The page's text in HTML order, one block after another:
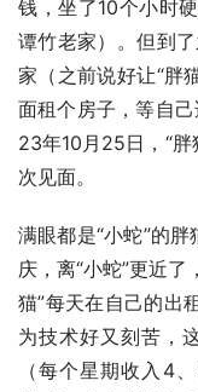
钱，坐了10个小时
谭竹老家）。但到
家（之前说好让“胖
面租个房子，等自己
23年10月25日，“胖
次见面。
满眼都是“小蛇”的
庆，离“小蛇”更近
猫”每天在自己的出
为技术好又刻苦，
（每个星期收入4